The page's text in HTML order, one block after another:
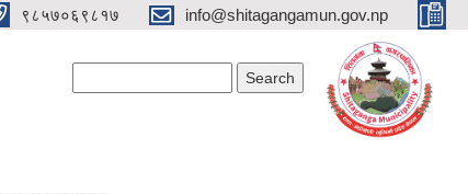
९८५७०६९८१७ info@shitagangamun.gov.np